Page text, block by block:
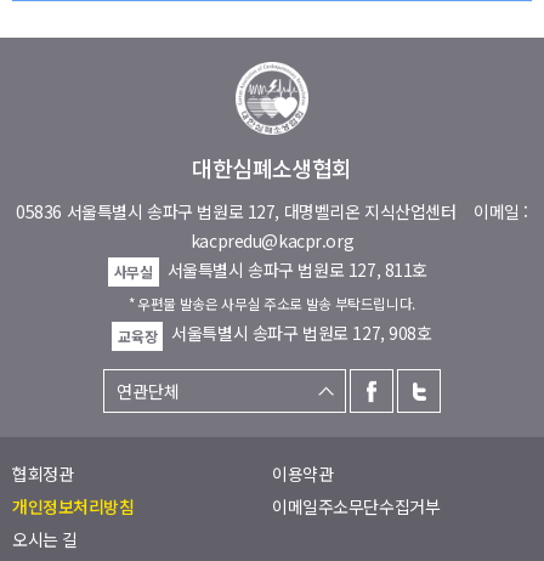
대한심폐소생협회
05836 서울특별시 송파구 법원로 127, 대명벨리온 지식산업센터 이메일 :
kacpredu@kacpr.org
사무실 서울특별시 송파구 법원로 127, 811호
* 우편물 발송은 사무실 주소로 발송 부탁드립니다.
교육장
서울특별시 송파구 법원로 127, 908호
협회정관
이용약관
개인정보처리방침
이메일주소무단수집거부
오시는 길